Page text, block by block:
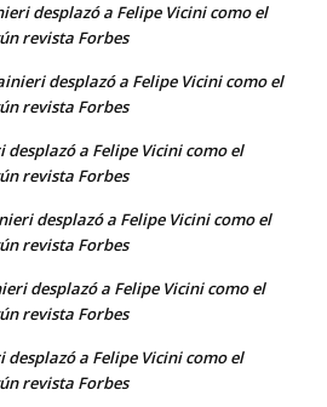
desplazó a Felipe Vicini como el
revista Forbes
desplazó a Felipe Vicini como el
revista Forbes
desplazó a Felipe Vicini como el
revista Forbes
desplazó a Felipe Vicini como el
revista Forbes
desplazó a Felipe Vicini como el
revista Forbes
desplazó a Felipe Vicini como el
revista Forbes